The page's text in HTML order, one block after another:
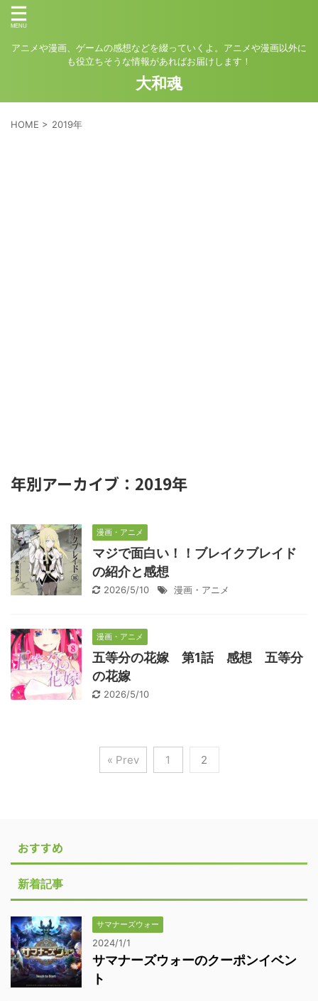
アニメや漫画、ゲームの感想などを綴っていくよ。アニメや漫画以外に
も役立ちそうな情報があればお届けします！
大和魂
HOME > 2019年
年別アーカイブ：2019年
漫画・アニメ
マジで面白い！！ブレイクブレイド
の紹介と感想
2026/5/10 漫画・アニメ
漫画・アニメ
五等分の花嫁 第1話 感想 五等分
の花嫁
2026/5/10
« Prev 1 2
おすすめ
新着記事
サマナーズウォー
2024/1/1
サマナーズウォーのクーポンイベン
ト